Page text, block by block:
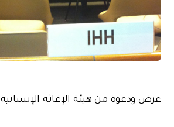
عرض ودعوة من هيئة الإغاثة الإنسانية